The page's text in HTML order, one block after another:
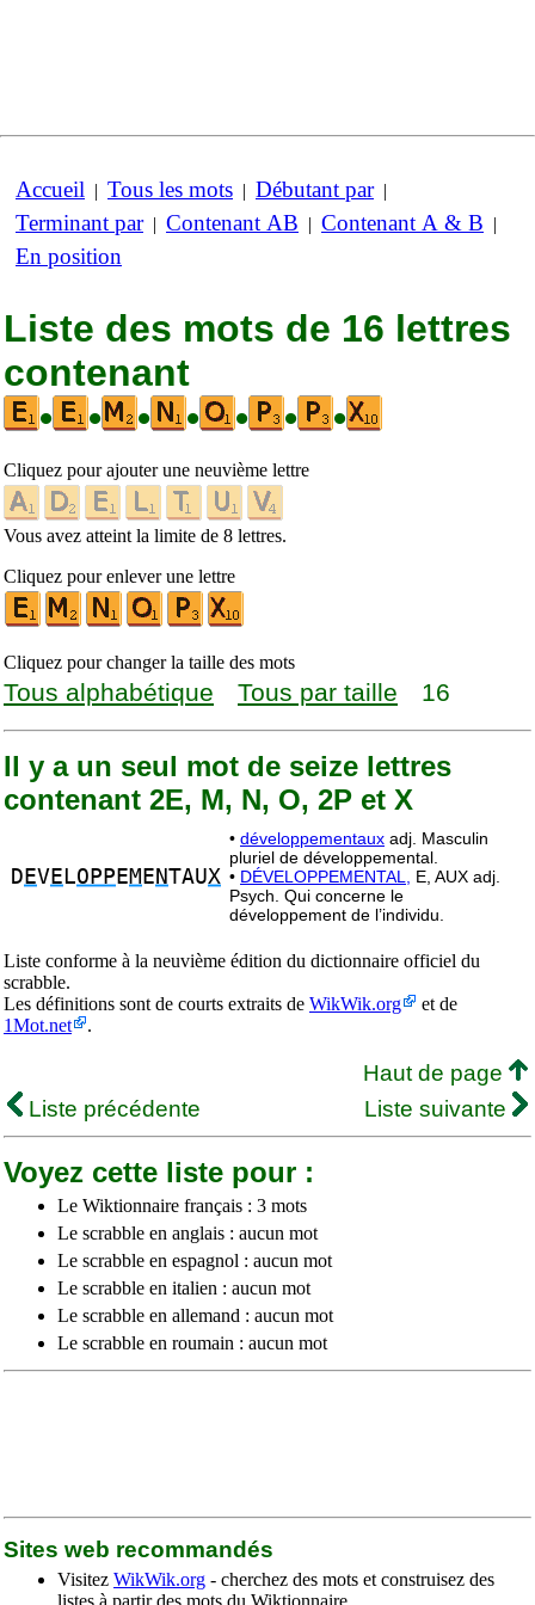
Accueil | Tous les mots | Débutant par|
Terminant par| Contenant AB | Contenant A & B |
En position
Liste des mots de 16 lettres
contenant
•
• • • • • •
Cliquez pour ajouter une neuvième lettre
Vous avez atteint la limite de 8 lettres.
Cliquez pour enlever une lettre
Cliquez pour changer la taille des mots
Tous alphabétique Tous par taille 16
Il y a un seul mot de seize lettres
contenant 2E, M, N, O, 2P et X
D EVE LOPP EM E NTAUX
• développementaux adj. Masculin
pluriel de développemental.
• DÉVELOPPEMENTAL,
E, AUX adj.
Psych. Qui concerne le
développement de l’individu.
Liste conforme à la neuvième édition du dictionnaire officiel du
scrabble.
Les définitions sont de courts extraits de WikWik.org
et de
1Mot.net
.
Haut de page
Liste précédente
Liste suivante
Voyez cette liste pour :
Le Wiktionnaire français : 3 mots
Le scrabble en anglais : aucun mot
Le scrabble en espagnol : aucun mot
Le scrabble en italien : aucun mot
Le scrabble en allemand : aucun mot
Le scrabble en roumain : aucun mot
Sites web recommandés
Visitez WikWik.org - cherchez des mots et construisez des
listes à partir des mots du Wiktionnaire.